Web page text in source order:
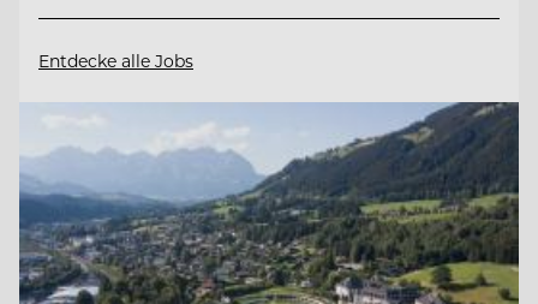
Entdecke alle Jobs